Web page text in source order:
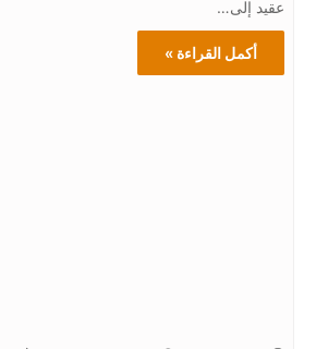
عقيد إلى…
أكمل القراءة »